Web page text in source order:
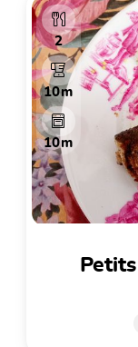
2
10m
10m
petits bars mouchetés au